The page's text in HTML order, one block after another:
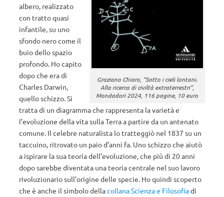
Graziano Chiaro, “Sotto i cieli lontani.
Alla ricerca di civiltà extraterrestri”,
Mondadori 2024, 116 pagine, 10 euro
albero, realizzato
con tratto quasi
infantile, su uno
sfondo nero come il
buio dello spazio
profondo. Ho capito
dopo che era di
Charles Darwin,
quello schizzo. Si
tratta di un diagramma che rappresenta la varietà e
l’evoluzione della vita sulla Terra a partire da un antenato
comune. Il celebre naturalista lo tratteggiò nel 1837 su un
taccuino, ritrovato un paio d’anni fa. Uno schizzo che aiutò
a ispirare la sua teoria dell’evoluzione, che più di 20 anni
dopo sarebbe diventata una teoria centrale nel suo lavoro
rivoluzionario sull’origine delle specie. Ho quindi scoperto
che è anche il simbolo dellacollana Scienza e Filosofiadi